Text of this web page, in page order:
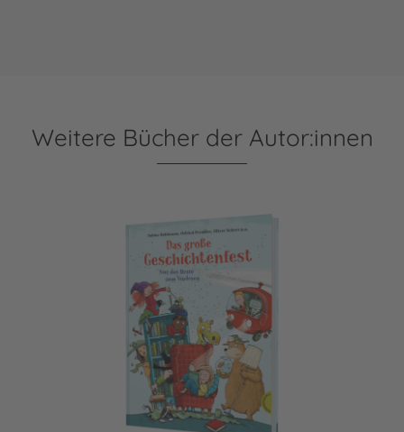
Weitere Bücher der Autor:innen
Das große Geschichtenfest